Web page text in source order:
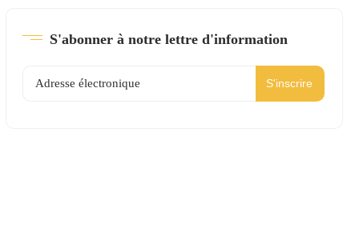
S'abonner à notre lettre d'information
S'inscrire